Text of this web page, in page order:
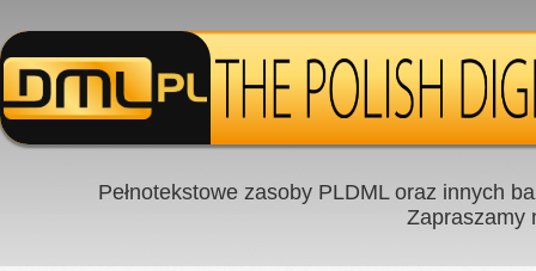
Pełnotekstowe zasoby PLDML oraz innych
Zapraszamy